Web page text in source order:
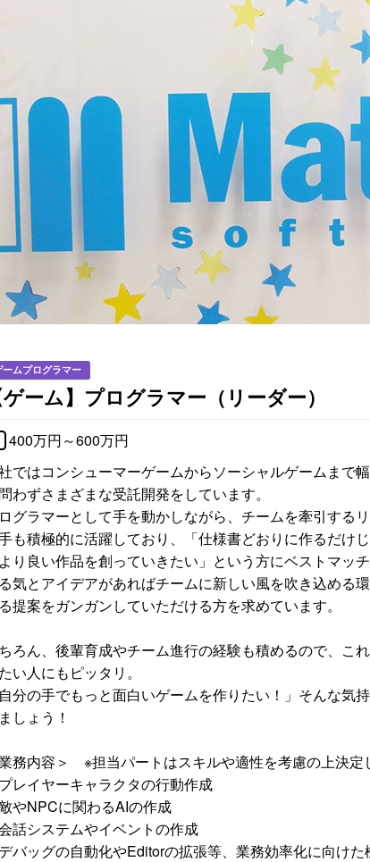
ームプログラマー
ゲーム】プログラマー（リーダー）
400万円～600万円
ではコンシューマーゲームからソーシャルゲームまで
わずさまざまな受託開発をしています。
グラマーとして手を動かしながら、チームを牽引する
も積極的に活躍しており、「仕様書どおりに作るだけ
り良い作品を創っていきたい」という方にベストマッチ
気とアイデアがあればチームに新しい風を吹き込める
提案をガンガンしていただける方を求めています。
ろん、後輩育成やチーム進行の経験も積めるので、こ
い人にもピッタリ。
自分の手でもっと面白いゲームを作りたい！」そんな気
しょう！
務内容＞ ※担当パートはスキルや適性を考慮の上決定
プレイヤーキャラクタの行動作成
敵やNPCに関わるAIの作成
会話システムやイベントの作成
デバッグの自動化やEditorの拡張等、業務効率化に向け